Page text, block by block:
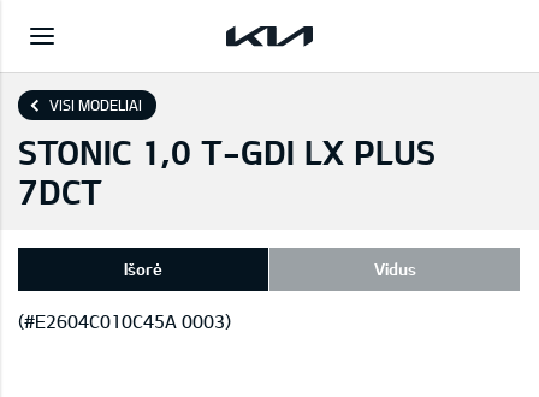
VISI MODELIAI
STONIC 1,0 T-GDI LX PLUS
7DCT
Išorė Vidus
(#E2604C010C45A 0003)